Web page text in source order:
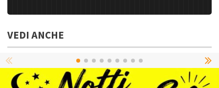
VEDI ANCHE